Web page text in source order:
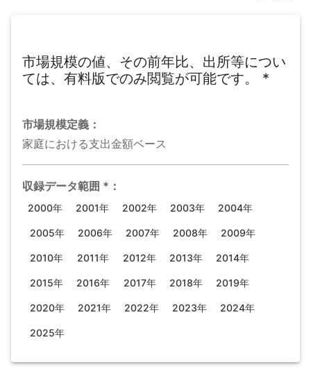
市場規模の値、その前年比、出所等につい
ては、有料版でのみ閲覧が可能です。
*
市場規模定義：
家庭における支出金額ベース
収録データ範囲 * ：
2000年 2001年 2002年 2003年 2004年
2005年 2006年 2007年 2008年 2009年
2010年 2011年 2012年 2013年 2014年
2015年 2016年 2017年 2018年 2019年
2020年 2021年 2022年 2023年 2024年
2025年